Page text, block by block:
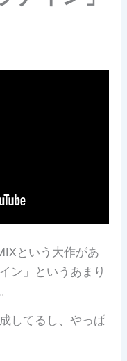
という大作があ
ン」というあまり
してるし、やっぱ